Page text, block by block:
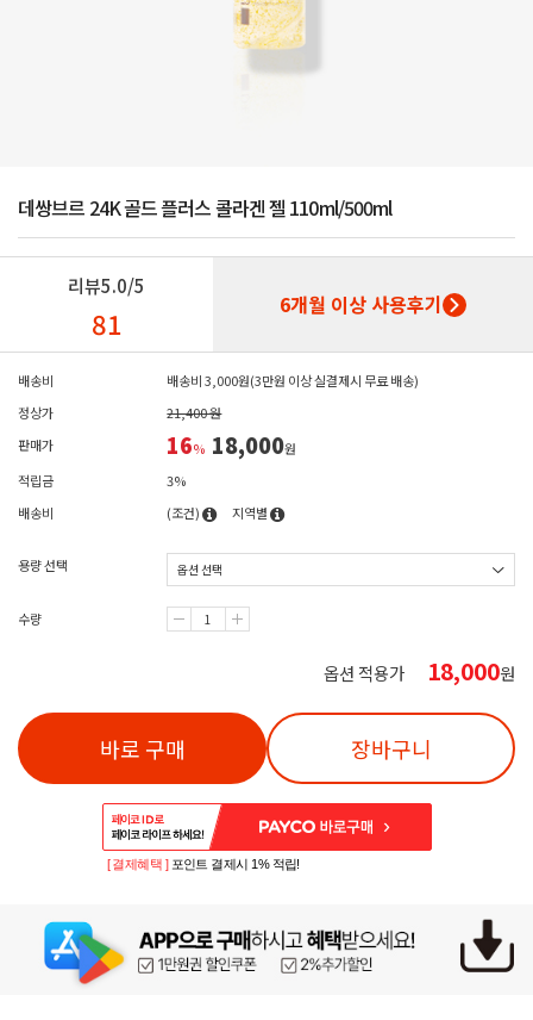
데쌍브르 24K 골드 플러스 콜라겐 젤 110ml/500ml
리뷰5.0/5
81 6개월 이상 사용후기
배송비
배송비 3,000원(3만원 이상 실결제시 무료 배송)
정상가
21,400 원
판매가
16% 18,000원
적립금
3%
배송비
(조건) 지역별
용량 선택
수량
옵션 적용가 18,000원
바로 구매 장바구니
[ 결제혜택 ] 포인트 결제시 1% 적립!